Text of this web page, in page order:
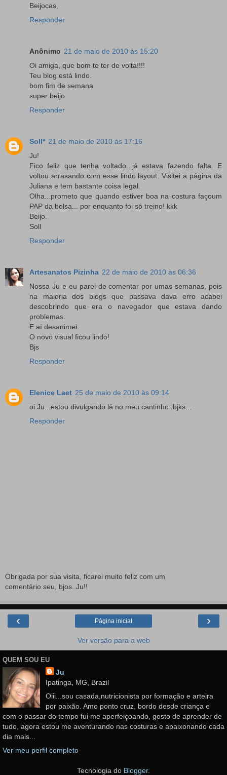
Beijocas,
Responder
Anônimo 21 de maio de 2010 às 15:20
Oi amiga, que bom te ter de volta!!!!
Teu blog está lindo.
bom fim de semana
super beijo
Responder
Soll* 21 de maio de 2010 às 17:16
Ju!
Fico feliz que tenha voltado...já estava fazendo falta. E
voltou arrasando com esse lindo layout. Visitei a página da
Juliana e tem bastante coisa legal.
Olha...prometo que quando estiver boa na costura façoum
PAP da bolsa... por enquanto foi só treino! kkk
Beijo.
Soll
Responder
Artesanatos Pizinha 22 de maio de 2010 às 06:36
Nossa Ju e eu parei de comentar por umas semanas, pois
na maioria dos blogs que passava dava erro acabei
descobrindo que era o navegador que estava dando
problemas.
E aí desanimei.
O novo visual ficou lindo!
Bjs
Responder
Elenice Laet 25 de maio de 2010 às 09:14
oi Ju...estou divulgando lá no meu cantinho..bjks...
Responder
Obrigada por sua visita, ficarei muito feliz com um
comentário seu, bjos..Ju!!
‹ ›
Página inicial
Ver versão para a web
QUEM SOU EU
Ju
Ipatinga, MG, Brazil
Oiii...sou casada,nutricionista por formação e arteira
por paixão. Amo ponto cruz, bordo desde criança e
com o passar do tempo fui me aperfeiçoando, gosto de aprender de
tudo, agora estou me aventurando nas costuras e apaixonando cada
dia mais...
Ver meu perfil completo
Tecnologia do Blogger.